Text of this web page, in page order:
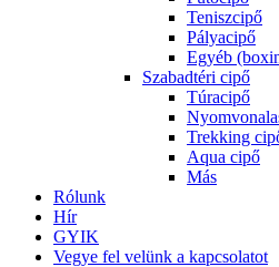
Teniszcipő
Pályacipő
Egyéb
Szabadtéri cipő
Túracipő
Trekking
Aqua cipő
Más
Rólunk
Hír
GYIK
Vegye fel velünk a kapcsolatot